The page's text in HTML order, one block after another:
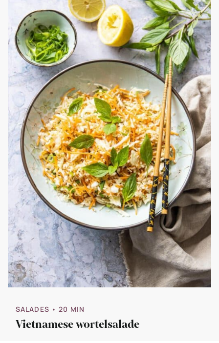
SALADES • 20 MIN
Vietnamese wortelsalade